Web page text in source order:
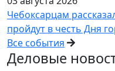
Чебоксарцам
пройдут в честь Дня
Все события
Деловые